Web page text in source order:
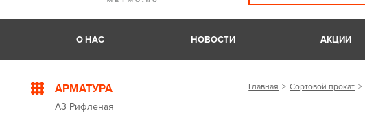
О НАС НОВОСТИ АКЦИИ
АРМАТУРА
А3 Рифленая
Главная Сортовой прокат